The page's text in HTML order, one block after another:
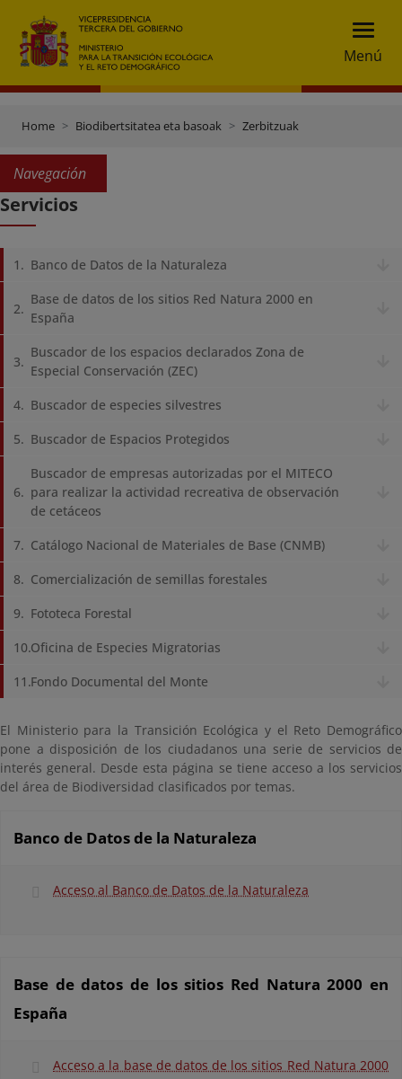
Menú
Home Biodibertsitatea eta basoak Zerbitzuak
Navegación
Servicios
Banco de Datos de la Naturaleza
Base de datos de los sitios Red Natura 2000 en
España
Buscador de los espacios declarados Zona de
Especial Conservación (ZEC)
Buscador de especies silvestres
Buscador de Espacios Protegidos
Buscador de empresas autorizadas por el MITECO
para realizar la actividad recreativa de observación
de cetáceos
Catálogo Nacional de Materiales de Base (CNMB)
Comercialización de semillas forestales
Fototeca Forestal
Oficina de Especies Migratorias
Fondo Documental del Monte
El Ministerio para la Transición Ecológica y el Reto Demográfico
pone a disposición de los ciudadanos una serie de servicios de
interés general. Desde esta página se tiene acceso a los servicios
del área de Biodiversidad clasificados por temas.
Banco de Datos de la Naturaleza
Acceso al Banco de Datos de la Naturaleza
Base de datos de los sitios Red Natura 2000 en
España
Acceso a la base de datos de los sitios Red Natura 2000